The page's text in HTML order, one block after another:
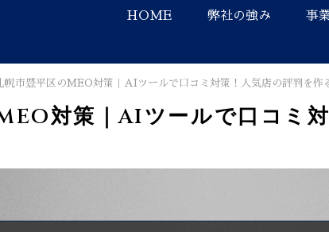
HOME 弊社の強み 事
幌市豊平区のMEO対策｜AIツールで口コミ対策！人気店の評判を作
対策｜AIツールで口コミ